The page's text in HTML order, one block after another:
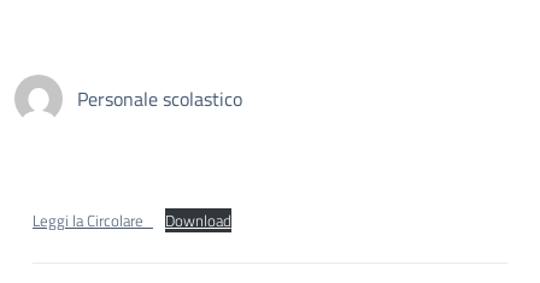
Personale scolastico
Leggi la Circolare_ Download